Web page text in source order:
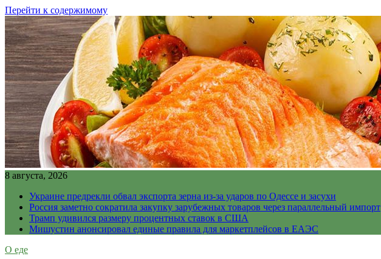
Перейти к содержимому
8 августа, 2026
Украине предрекли обвал экспорта зерна из-за ударов по Одессе и засухи
Россия заметно сократила закупку зарубежных товаров через параллельный импорт
Трамп удивился размеру процентных ставок в США
Мишустин анонсировал единые правила для маркетплейсов в ЕАЭС
О еде